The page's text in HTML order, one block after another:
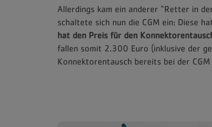
Allerdings kam ein anderer “Retter in
schaltete sich nun die CGM ein: Diese
hat den Preis für den
fallen somit 2.300 Euro (inklusive der
Konnektorentausch bereits bei der